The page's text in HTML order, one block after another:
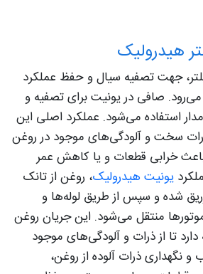
هیدرولیک
جهت تصفیه سیال و حفظ عملکرد
می‌رود. صافی در یونیت برای تصفیه و
استفاده می‌شود. عملکرد اصلی این
سخت و آلودگی‌های موجود در روغن
خرابی قطعات و یا کاهش عمر
یونیت هیدرولیک، روغن از تانک
شده و سپس از طریق لوله‌ها و
منتقل می‌شود. این جریان روغن
تا از ذرات و آلودگی‌های موجود
نگهداری ذرات آلوده از روغن،